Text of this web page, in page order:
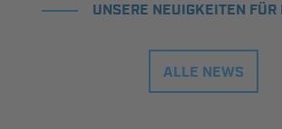
UNSERE NEUIGKEITEN FÜR
ALLE NEWS